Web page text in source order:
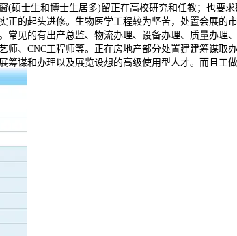
硕士生和博士生居多)留正在高校研究和任教；也要
的起头进修。生物医学工程较为坚苦，处置会展
见的有出产总监、物流办理、设备办理、质量办理
、CNC工程师等。正在房地产部分处置建建筹谋
谋和办理以及展览设想的高级使用型人才。而且工